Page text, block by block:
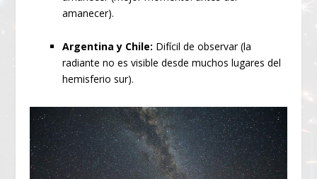
amanecer).
Argentina y Chile: Difícil de observar (la
radiante no es visible desde muchos lugares del
hemisferio sur).